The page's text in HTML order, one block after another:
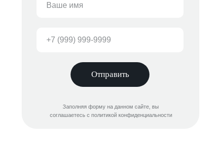
Заполняя форму на данном сайте, вы
соглашаетесь с политикой конфиденциальности
Отправить